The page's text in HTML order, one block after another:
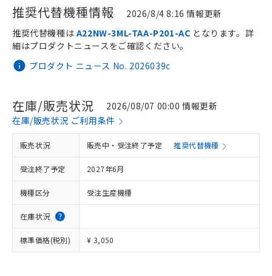
推奨代替機種情報 2026/8/4 8:16 情報更新
プロダクト ニュース No. 2026039c
推奨代替機種は A22NW-3ML-TAA-P201-AC となります。詳
細はプロダクトニュースをご確認ください。
在庫/販売状況
2026/08/07 00:00 情報更新
在庫/販売状況 ご利用条件
販売状況 販売中・受注終了予定 推奨代替機種
受注終了予定 2027年6月
機種区分 受注生産機種
在庫状況
標準価格(税別) ¥ 3,050